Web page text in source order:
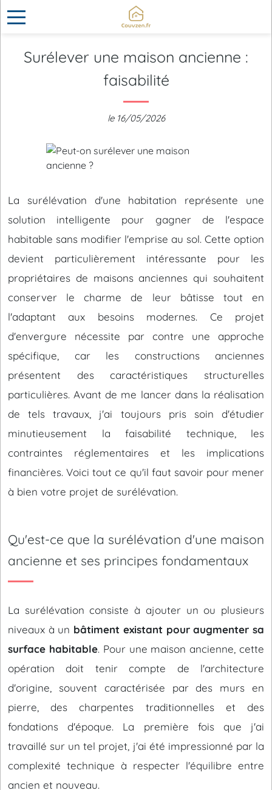
Surélever une maison ancienne :
faisabilité
le 16/05/2026
La surélévation d'une habitation représente une
solution intelligente pour gagner de l'espace
habitable sans modifier l'emprise au sol. Cette option
devient particulièrement intéressante pour les
propriétaires de maisons anciennes qui souhaitent
conserver le charme de leur bâtisse tout en
l'adaptant aux besoins modernes. Ce projet
d'envergure nécessite par contre une approche
spécifique, car les constructions anciennes
présentent des caractéristiques structurelles
particulières. Avant de me lancer dans la réalisation
de tels travaux, j'ai toujours pris soin d'étudier
minutieusement la faisabilité technique, les
contraintes réglementaires et les implications
financières. Voici tout ce qu'il faut savoir pour mener
à bien votre projet de surélévation.
Qu'est-ce que la surélévation d'une maison
ancienne et ses principes fondamentaux
La surélévation consiste à ajouter un ou plusieurs
niveaux à un bâtiment existant pour augmenter sa
surface habitable. Pour une maison ancienne, cette
opération doit tenir compte de l'architecture
d'origine, souvent caractérisée par des murs en
pierre, des charpentes traditionnelles et des
fondations d'époque. La première fois que j'ai
travaillé sur un tel projet, j'ai été impressionné par la
complexité technique à respecter l'équilibre entre
ancien et nouveau.